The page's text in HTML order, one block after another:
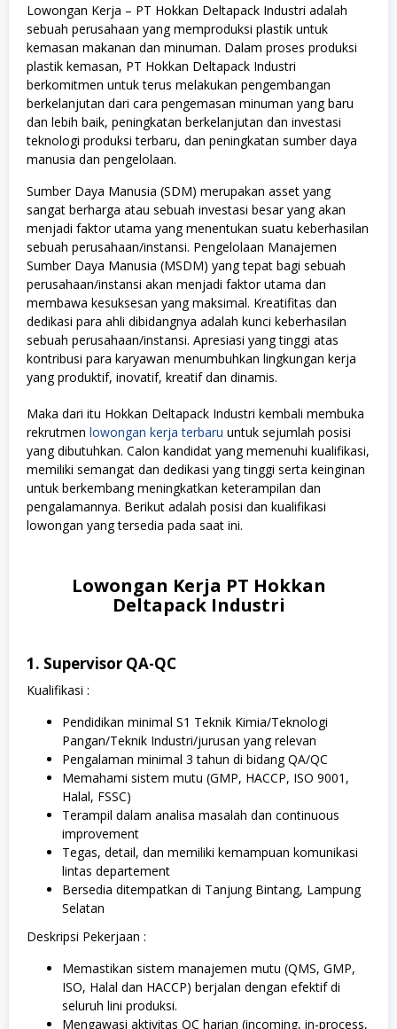
Lowongan Kerja – PT Hokkan Deltapack Industri adalah
sebuah perusahaan yang memproduksi plastik untuk
kemasan makanan dan minuman. Dalam proses produksi
plastik kemasan, PT Hokkan Deltapack Industri
berkomitmen untuk terus melakukan pengembangan
berkelanjutan dari cara pengemasan minuman yang baru
dan lebih baik, peningkatan berkelanjutan dan investasi
teknologi produksi terbaru, dan peningkatan sumber daya
manusia dan pengelolaan.
Sumber Daya Manusia (SDM) merupakan asset yang
sangat berharga atau sebuah investasi besar yang akan
menjadi faktor utama yang menentukan suatu keberhasilan
sebuah perusahaan/instansi. Pengelolaan Manajemen
Sumber Daya Manusia (MSDM) yang tepat bagi sebuah
perusahaan/instansi akan menjadi faktor utama dan
membawa kesuksesan yang maksimal. Kreatifitas dan
dedikasi para ahli dibidangnya adalah kunci keberhasilan
sebuah perusahaan/instansi. Apresiasi yang tinggi atas
kontribusi para karyawan menumbuhkan lingkungan kerja
yang produktif, inovatif, kreatif dan dinamis.
Maka dari itu Hokkan Deltapack Industri kembali membuka
rekrutmen lowongan kerja terbaru untuk sejumlah posisi
yang dibutuhkan. Calon kandidat yang memenuhi kualifikasi,
memiliki semangat dan dedikasi yang tinggi serta keinginan
untuk berkembang meningkatkan keterampilan dan
pengalamannya. Berikut adalah posisi dan kualifikasi
lowongan yang tersedia pada saat ini.
Lowongan Kerja PT Hokkan
Deltapack Industri
1. Supervisor QA-QC
Kualifikasi :
Pendidikan minimal S1 Teknik Kimia/Teknologi
Pangan/Teknik Industri/jurusan yang relevan
Pengalaman minimal 3 tahun di bidang QA/QC
Memahami sistem mutu (GMP, HACCP, ISO 9001,
Halal, FSSC)
Terampil dalam analisa masalah dan continuous
improvement
Tegas, detail, dan memiliki kemampuan komunikasi
lintas departement
Bersedia ditempatkan di Tanjung Bintang, Lampung
Selatan
Deskripsi Pekerjaan :
Memastikan sistem manajemen mutu (QMS, GMP,
ISO, Halal dan HACCP) berjalan dengan efektif di
seluruh lini produksi.
Mengawasi aktivitas QC harian (incoming, in-process,